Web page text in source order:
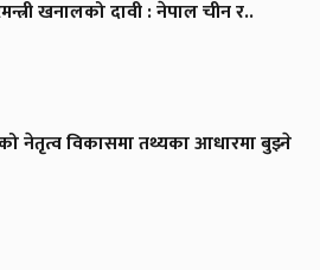
खनालको दावी : नेपाल चीन र..
नेतृत्व विकासमा तथ्यका आधारमा बुझ्ने